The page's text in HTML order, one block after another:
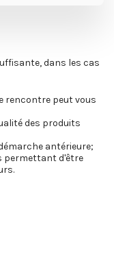
dans les cas
rencontre peut vous
des produits
antérieure;
permettant d'être